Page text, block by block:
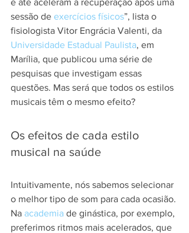
e até aceleram a recuperação após uma
sessão de exercícios físicos”, lista o
fisiologista Vitor Engrácia Valenti, da
Universidade Estadual Paulista, em
Marília, que publicou uma série de
pesquisas que investigam essas
questões. Mas será que todos os estilos
musicais têm o mesmo efeito?
Os efeitos de cada estilo
musical na saúde
Intuitivamente, nós sabemos selecionar
o melhor tipo de som para cada ocasião.
Na academia de ginástica, por exemplo,
preferimos ritmos mais acelerados, que